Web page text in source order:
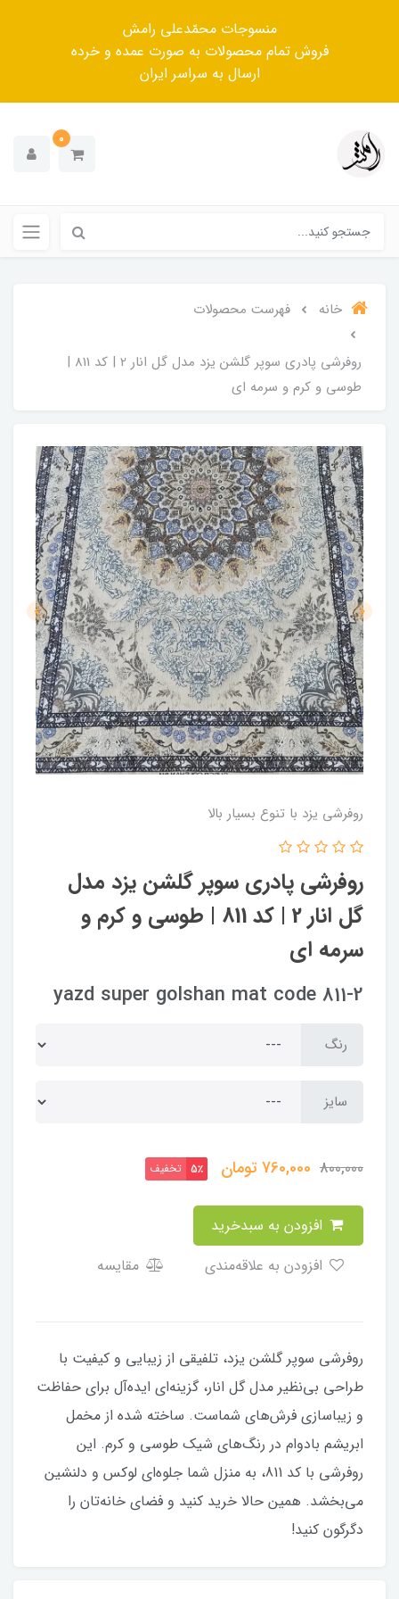
منسوجات محمّدعلی رامش
فروش تمام محصولات به صورت عمده و خرده
ارسال به سراسر ایران
0
خانه فهرست محصولات
روفرشی پادری سوپر گلشن یزد مدل گل انار 2 | کد 811 |
طوسی و کرم و سرمه ای
روفرشی یزد با تنوع بسیار بالا
روفرشی پادری سوپر گلشن یزد مدل
گل انار 2 | کد 811 | طوسی و کرم و
سرمه ای
yazd super golshan mat code 811-2
رنگ
سایز
800,000
760,000تومان 5٪ تخفیف
مقایسه
روفرشی سوپر گلشن یزد، تلفیقی از زیبایی و کیفیت با
طراحی بی‌نظیر مدل گل انار، گزینه‌ای ایده‌آل برای حفاظت
و زیباسازی فرش‌های شماست. ساخته شده از مخمل
ابریشم بادوام در رنگ‌های شیک طوسی و کرم. این
روفرشی با کد 811، به منزل شما جلوه‌ای لوکس و دلنشین
می‌بخشد. همین حالا خرید کنید و فضای خانه‌تان را
دگرگون کنید!